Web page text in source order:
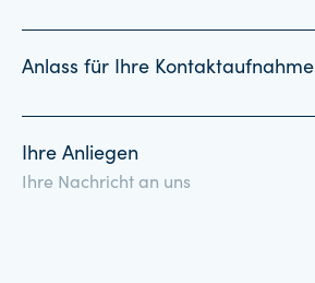
Anlass für Ihre Kontaktaufnahme
Ihre Anliegen